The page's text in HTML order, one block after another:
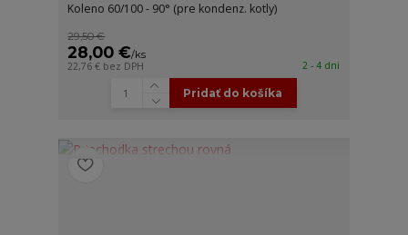
Koleno 60/100 - 90° (pre kondenz. kotly)
29,50 €
28,00 €/ks
22,76 € bez DPH 2 - 4 dni
Pridať do košíka